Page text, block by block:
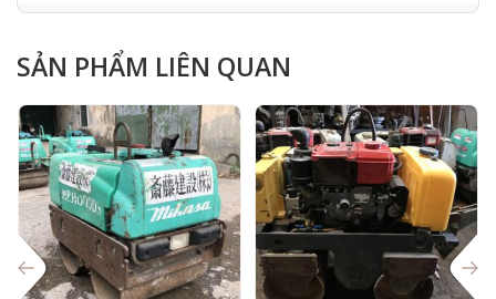
THÔNG SỐ KỸ THUẬT :
Model
Antinco – MT55
Động cơ honda thái lan
GXR100
Công xuất động cơ
2.8HP
Nhiên Liệu
Xăng 4 thì
Lực đập
9.5Kn
SẢN PHẨM LIÊN QUAN